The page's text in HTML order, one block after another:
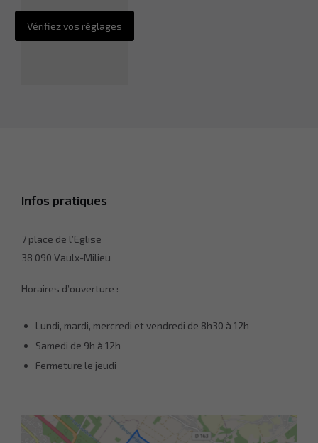
Vérifiez vos réglages
Infos pratiques
7 place de l’Eglise
38 090 Vaulx-Milieu
Horaires d’ouverture :
Lundi, mardi, mercredi et vendredi de 8h30 à 12h
Samedi de 9h à 12h
Fermeture le jeudi